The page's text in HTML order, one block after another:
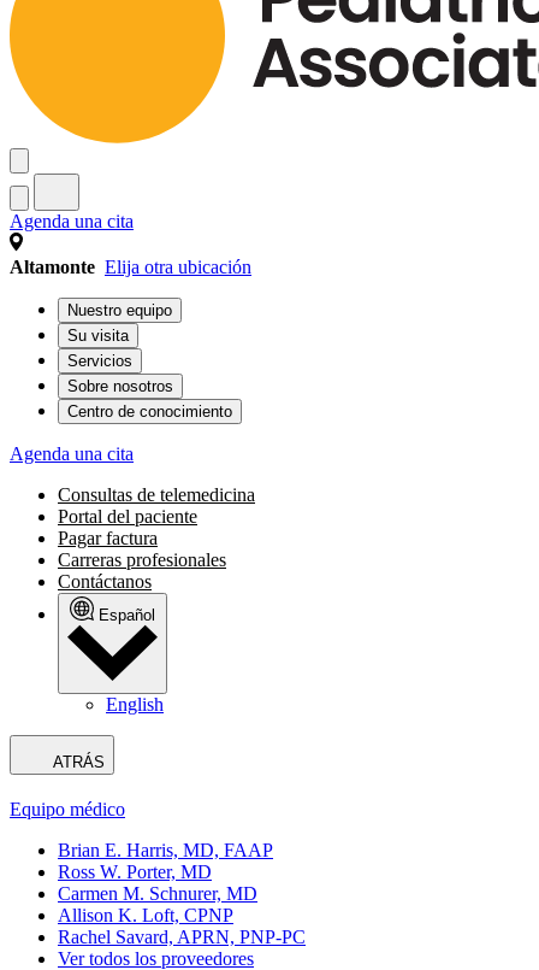
Agenda una cita
Altamonte Elija otra ubicación
Nuestro equipo
Su visita
Servicios
Sobre nosotros
Centro de conocimiento
Agenda una cita
Consultas de telemedicina
Portal del paciente
Pagar factura
Carreras profesionales
Contáctanos
Español
English
ATRÁS
Equipo médico
Brian E. Harris, MD, FAAP
Ross W. Porter, MD
Carmen M. Schnurer, MD
Allison K. Loft, CPNP
Rachel Savard, APRN, PNP-PC
Ver todos los proveedores